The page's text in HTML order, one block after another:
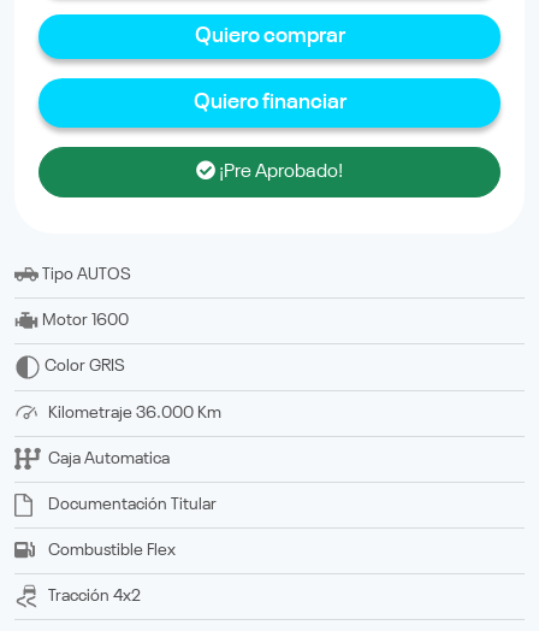
Quiero comprar
Quiero financiar
¡Pre Aprobado!
Tipo AUTOS
Motor 1600
Color GRIS
Kilometraje 36.000 Km
Caja Automatica
Documentación titular
Combustible Flex
Tracción 4x2